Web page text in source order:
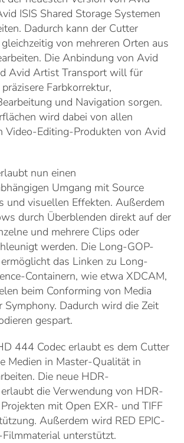
ISIS Shared Storage Systemen
Dadurch kann der Cutter
von mehreren Orten aus
Die Anbindung von Avid
Avid Artist Transport will für
Farbkorrektur,
und Navigation sorgen.
wird dabei von allen
Video-Editing-Produkten von Avid
nun einen
Umgang mit Source
und visuellen Effekten. Außerdem
durch Überblenden direkt auf der
und mehrere Clips oder
werden. Die Long-GOP-
das Linken zu Long-
Containern, wie etwa XDCAM,
beim Conforming von Media
Symphony. Dadurch wird die Zeit
gespart.
444 Codec erlaubt es dem Cutter
Medien in Master-Qualität in
Die neue HDR-
die Verwendung von HDR-
mit Open EXR- und TIFF
Außerdem wird RED EPIC-
Filmmaterial unterstützt.